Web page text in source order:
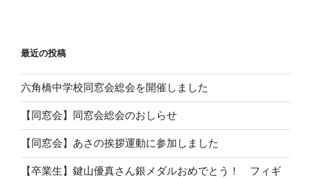
最近の投稿
六角橋中学校同窓会総会を開催しました
【同窓会】同窓会総会のおしらせ
【同窓会】あさの挨拶運動に参加しました
【卒業生】鍵山優真さん銀メダルおめでとう！ フィギ